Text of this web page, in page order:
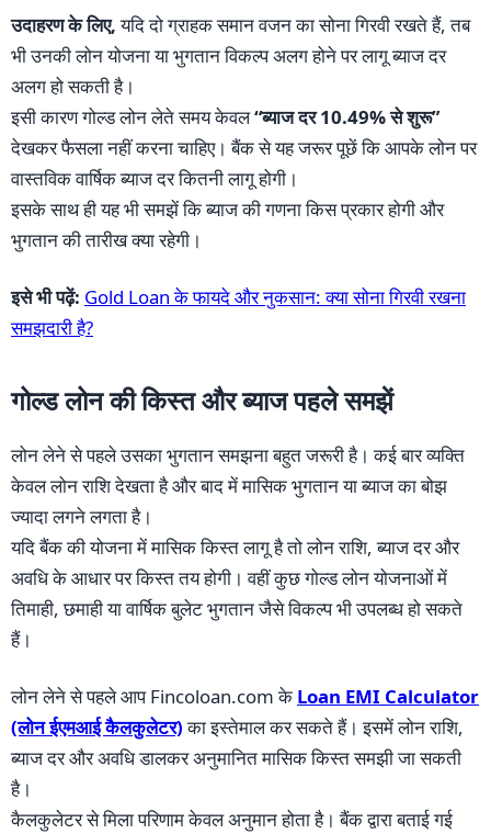
उदाहरण के लिए,यदि दो ग्राहक समान वजन का सोना गिरवी रखते हैं, तब
भी उनकी लोन योजना या भुगतान विकल्प अलग होने पर लागू ब्याज दर
अलग हो सकती है।
इसी कारण गोल्ड लोन लेते समय केवल“ब्याज दर 10.49% से शुरू”
देखकर फैसला नहीं करना चाहिए। बैंक से यह जरूर पूछें कि आपके लोन पर
वास्तविक वार्षिक ब्याज दर कितनी लागू होगी।
इसके साथ ही यह भी समझें कि ब्याज की गणना किस प्रकार होगी और
भुगतान की तारीख क्या रहेगी।
इसे भी पढ़ें: Gold Loan के फायदे और नुकसान: क्या सोना गिरवी रखना
समझदारी है?
गोल्ड लोन की किस्त और ब्याज पहले समझें
लोन लेने से पहले उसका भुगतान समझना बहुत जरूरी है। कई बार व्यक्ति
केवल लोन राशि देखता है और बाद में मासिक भुगतान या ब्याज का बोझ
ज्यादा लगने लगता है।
यदि बैंक की योजना में मासिक किस्त लागू है तो लोन राशि, ब्याज दर और
अवधि के आधार पर किस्त तय होगी। वहीं कुछ गोल्ड लोन योजनाओं में
तिमाही, छमाही या वार्षिक बुलेट भुगतान जैसे विकल्प भी उपलब्ध हो सकते
हैं।
लोन लेने से पहले आप Fincoloan.com के Loan EMI Calculator
(लोन ईएमआई कैलकुलेटर)का इस्तेमाल कर सकते हैं। इसमें लोन राशि,
ब्याज दर और अवधि डालकर अनुमानित मासिक किस्त समझी जा सकती
है।
कैलकुलेटर से मिला परिणाम केवल अनुमान होता है। बैंक द्वारा बताई गई